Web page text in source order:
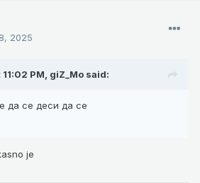
2025
PM, giZ_Mo said:
да се деси да се
je